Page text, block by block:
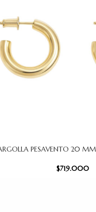
PESAVENTO 20
$719.000